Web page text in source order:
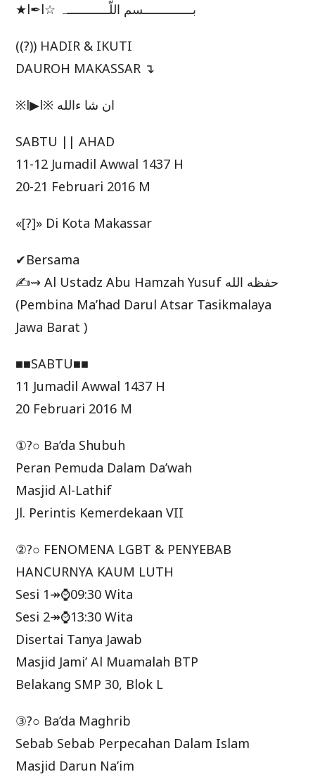
★l✒l☆ بــــــــــــــسم اللّــــــــــــہ
((?)) HADIR & IKUTI
DAUROH MAKASSAR ↴
※l▶l※ ان شا ءالله
SABTU || AHAD
11-12 Jumadil Awwal 1437 H
20-21 Februari 2016 M
«[?]» Di Kota Makassar
✔Bersama
✍⇝ Al Ustadz Abu Hamzah Yusuf حفظه الله
(Pembina Ma’had Darul Atsar Tasikmalaya
Jawa Barat )
■■SABTU■■
11 Jumadil Awwal 1437 H
20 Februari 2016 M
①?○ Ba’da Shubuh
Peran Pemuda Dalam Da’wah
Masjid Al-Lathif
Jl. Perintis Kemerdekaan VII
②?○ FENOMENA LGBT & PENYEBAB
HANCURNYA KAUM LUTH
Sesi 1↠⌚09:30 Wita
Sesi 2↠⌚13:30 Wita
Disertai Tanya Jawab
Masjid Jami’ Al Muamalah BTP
Belakang SMP 30, Blok L
③?○ Ba’da Maghrib
Sebab Sebab Perpecahan Dalam Islam
Masjid Darun Na’im